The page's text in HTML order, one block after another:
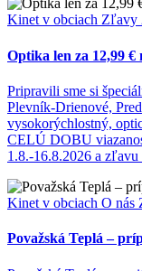
Kinet v obciach Zľavy
Optika len za 12,99 €
Pripravili sme si
Plevník-Drienové,
vysokorýchlostný,
CELÚ DOBU
1.8.-16.8.2026 a zľavu
Kinet v obciach O nás
Považská Teplá –